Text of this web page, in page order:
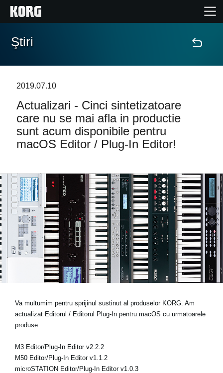
În Prim Plan
Eveniment
Găsește un Magazin
Ştiri
Locaţie
Social Media
Despre Korg
Ştiri
2019.07.10
Actualizari - Cinci sintetizatoare
care nu se mai afla in productie
sunt acum disponibile pentru
macOS Editor / Plug-In Editor!
Va multumim pentru sprijinul sustinut al produselor KORG. Am
actualizat Editorul / Editorul Plug-In pentru macOS cu urmatoarele
produse.
M3 Editor/Plug-In Editor v2.2.2
M50 Editor/Plug-In Editor v1.1.2
microSTATION Editor/Plug-In Editor v1.0.3